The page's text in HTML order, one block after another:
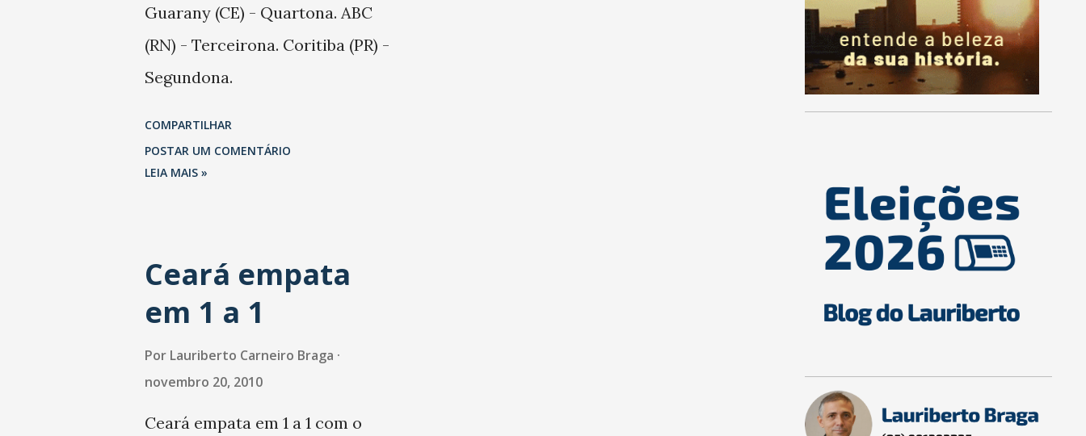
Guarany (CE) - Quartona. ABC
(RN) - Terceirona. Coritiba (PR) -
Segundona.
COMPARTILHAR
POSTAR UM COMENTÁRIO
LEIA MAIS »
Ceará empata
em 1 a 1
Por Lauriberto Carneiro Braga
novembro 20, 2010
Ceará empata em 1 a 1 com o